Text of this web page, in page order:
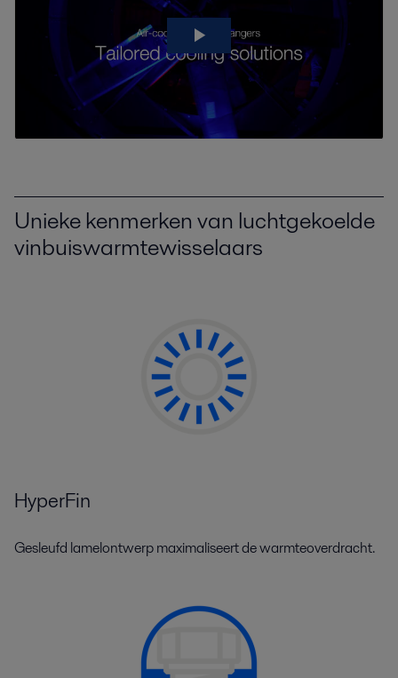
Unieke kenmerken van luchtgekoelde
vinbuiswarmtewisselaars
HyperFin
Gesleufd lamelontwerp maximaliseert de warmteoverdracht.